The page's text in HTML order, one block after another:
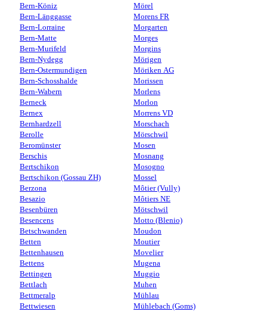
Bern-Köniz
Bern-Länggasse
Bern-Lorraine
Bern-Matte
Bern-Murifeld
Bern-Nydegg
Bern-Ostermundigen
Bern-Schosshalde
Bern-Wabern
Berneck
Bernex
Bernhardzell
Berolle
Beromünster
Berschis
Bertschikon
Bertschikon (Gossau ZH)
Berzona
Besazio
Besenbüren
Besencens
Betschwanden
Betten
Bettenhausen
Bettens
Bettingen
Bettlach
Bettmeralp
Bettwiesen
Mörel
Morens FR
Morgarten
Morges
Morgins
Mörigen
Möriken AG
Morissen
Morlens
Morlon
Morrens VD
Morschach
Mörschwil
Mosen
Mosnang
Mosogno
Mossel
Môtier (Vully)
Môtiers NE
Mötschwil
Motto (Blenio)
Moudon
Moutier
Movelier
Mugena
Muggio
Muhen
Mühlau
Mühlebach (Goms)